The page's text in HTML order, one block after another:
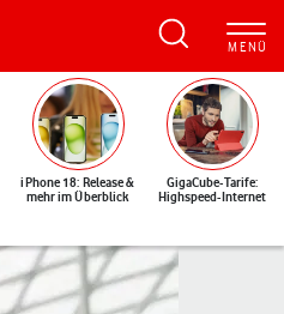
iPhone 18: Release &
mehr im Überblick
GigaCube-Tarife:
Highspeed-Internet